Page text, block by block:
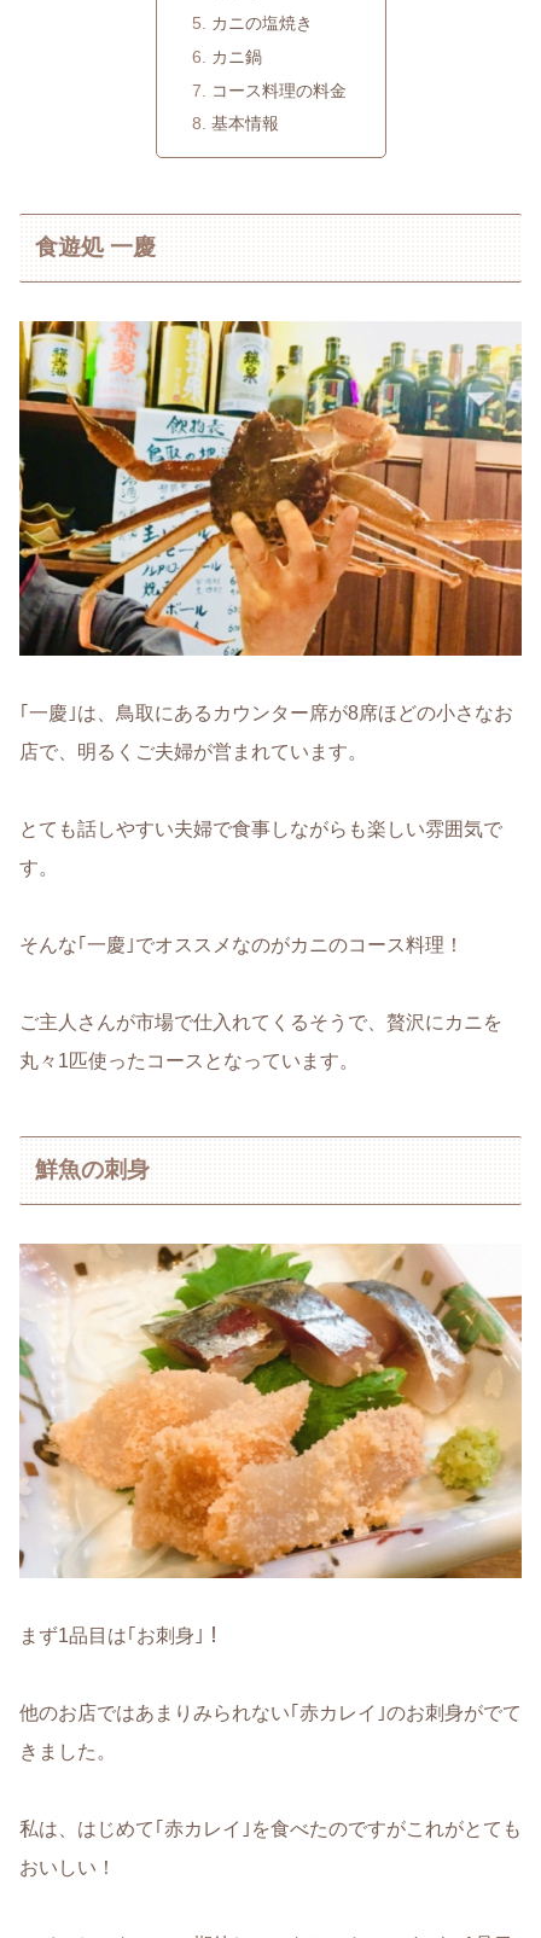
カニの塩焼き
カニ鍋
コース料理の料金
基本情報
食遊処 一慶
｢一慶｣は、鳥取にあるカウンター席が8席ほどの小さなお
店で、明るくご夫婦が営まれています。
とても話しやすい夫婦で食事しながらも楽しい雰囲気で
す。
そんな｢一慶｣でオススメなのがカニのコース料理！
ご主人さんが市場で仕入れてくるそうで、贅沢にカニを
丸々1匹使ったコースとなっています。
鮮魚の刺身
まず1品目は｢お刺身｣！
他のお店ではあまりみられない｢赤カレイ｣のお刺身がでて
きました。
私は、はじめて｢赤カレイ｣を食べたのですがこれがとても
おいしい！